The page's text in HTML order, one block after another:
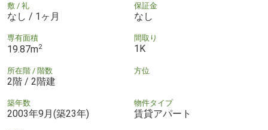
敷 / 礼
なし / 1ヶ月
保証金
なし
専有面積
19.87m2
間取り
1K
所在階 / 階数
2階 / 2階建
方位
築年数
2003年9月(築23年)
物件タイプ
賃貸アパート